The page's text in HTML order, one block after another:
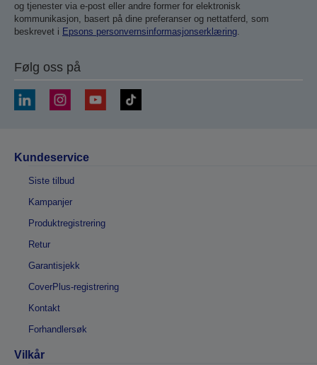
og tjenester via e-post eller andre former for elektronisk
kommunikasjon, basert på dine preferanser og nettatferd, som
beskrevet i Epsons personvernsinformasjonserklæring.
Følg oss på
Kundeservice
Siste tilbud
Kampanjer
Produktregistrering
Retur
Garantisjekk
CoverPlus-registrering
Kontakt
Forhandlersøk
Vilkår